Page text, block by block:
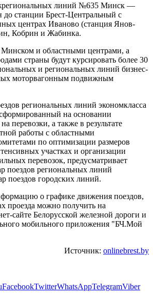
линий №635 Минск —
до станции Брест-Центральный с
центрах Иваново (станция Янов-
Кобрин и Жабинка.
и областными центрами, а
страны будут курсировать более 30
и региональных линий бизнес-
моторвагонным подвижным
региональных линий экономкласса
на основании
перевозки, а также в результате
работы с областными
по оптимизации размеров
участках и организации
перевозок, предусматривает
поездов региональных линий
поездов городских линий.
о графике движения поездов,
проезда можно получить на
сайте Белорусской железной дороги и
мобильного приложения "БЧ.Мой
Источник: onlinebrest.by
FacebookTwitterWhatsAppTelegramViber